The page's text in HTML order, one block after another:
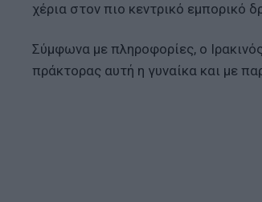
χέρια στον πιο κεντρικό εμπορικό
Σύμφωνα με πληροφορίες, ο
πράκτορας αυτή η γυναίκα και με